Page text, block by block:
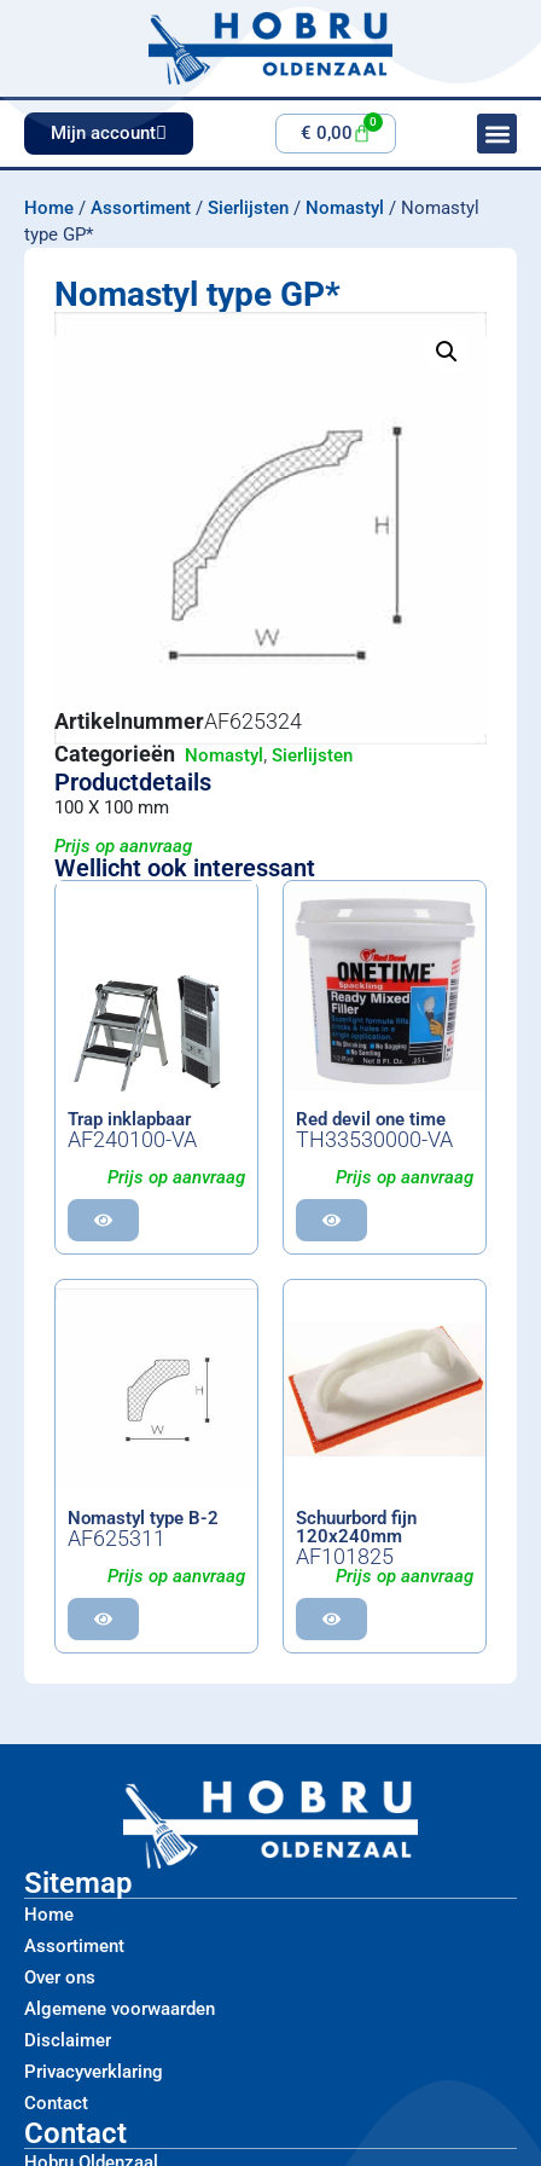
Mijn account € 0,00
0
Home / Assortiment / Sierlijsten / Nomastyl / Nomastyl
type GP*
Nomastyl type GP*
ArtikelnummerAF625324
Categorieën Nomastyl , Sierlijsten
Productdetails
100 X 100 mm
Prijs op aanvraag
Wellicht ook interessant
Trap inklapbaar
AF240100-VA
Prijs op aanvraag
Red devil one time
TH33530000-VA
Prijs op aanvraag
Nomastyl type B-2
AF625311
Prijs op aanvraag
Schuurbord fijn
120x240mm
AF101825
Prijs op aanvraag
Sitemap
Home
Assortiment
Over ons
Algemene voorwaarden
Disclaimer
Privacyverklaring
Contact
Contact